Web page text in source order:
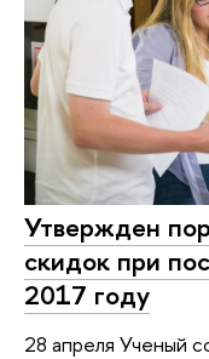
Утвержден
скидок при
2017 году
28 апреля Ученый